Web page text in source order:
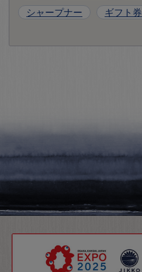
シャープナー
ギフト券